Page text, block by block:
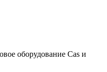
оборудование Cas и